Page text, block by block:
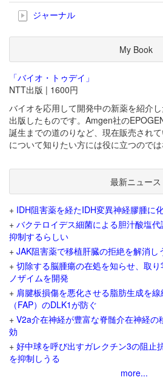
ジャーナル
My Book
「バイオ・トゥデイ」
NTT出版 | 1600円
バイオを応用して開発中の新薬を紹介
出版したものです。Amgen社の
誕生までの道のりなど、現在販売され
について知りたい方には役に立つのでは
最新ニュース
+ IDH阻害薬を経たIDH変異神経膠腫に
+ バクテロイデス細菌による胆汁酸塩
抑制するらしい
+ JAK阻害薬で移植肝臓の拒絶を解消し
+ 切除する脳腫瘍の在処を知らせ、取
ノザイムを開発
+ 肩腱板損傷を悪化させる脂肪生成を
（FAP）のDLK1が防ぐ
+ V2a介在神経が豊富な脊髄介在神経
効
+ 好中球を呼び出すガレクチン3の阻止
を抑制しうる
more...